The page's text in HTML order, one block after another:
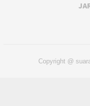
Copyright @